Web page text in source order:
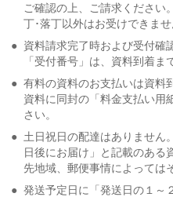
ご確認の上、ご請求ください
丁･落丁以外はお受けできま
● 資料請求完了時および受付確
「受付番号」は、資料到着ま
● 有料の資料のお支払いは資料
資料に同封の「料金支払い用
さい。
● 土日祝日の配達はありません
日後にお届け」と記載のある
先地域、郵便事情によっては
● 発送予定日に「発送日の１～